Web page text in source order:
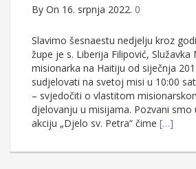
By On 16. srpnja 2022. 0
Slavimo šesnaestu nedjelju kroz
župe je s. Liberija Filipović, Služavka
misionarka na Haitiju od siječnja
sudjelovati na svetoj misi u 10:00
– svjedočiti o vlastitom
djelovanju u misijama. Pozvani smo
akciju „Djelo sv. Petra“ čime […]